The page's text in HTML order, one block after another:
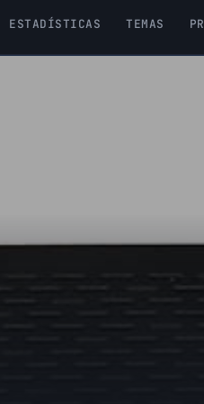
ESTADÍSTICAS TEMAS